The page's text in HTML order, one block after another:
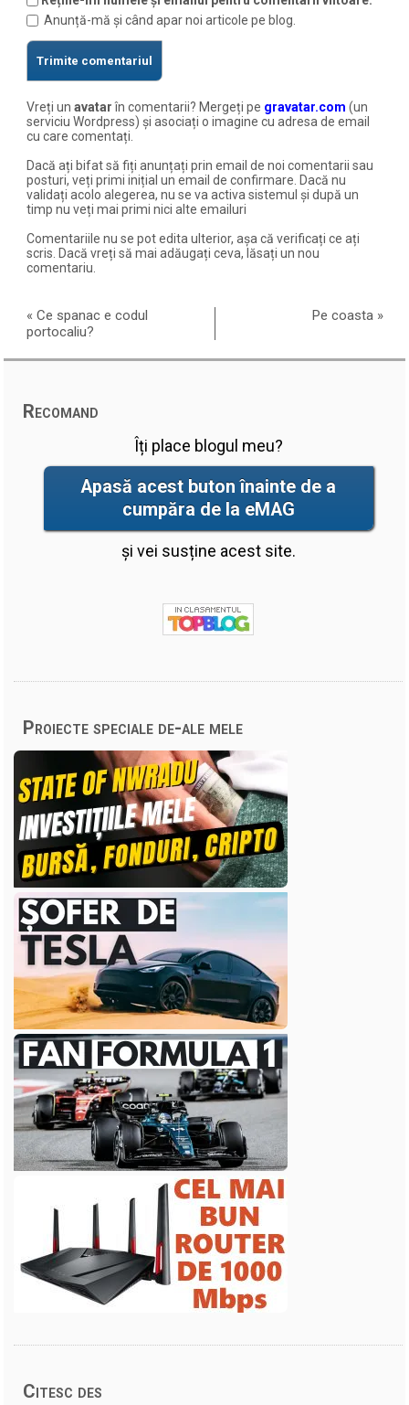
Anunță-mă și când apar noi articole pe blog.
Vreți unavatarîn comentarii? Mergeți pe gravatar.com (un
serviciu Wordpress) și asociați o imagine cu adresa de email
cu care comentați.
Dacă ați bifat să fiți anunțați prin email de noi comentarii sau
posturi, veți primi inițial un email de confirmare. Dacă nu
validați acolo alegerea, nu se va activa sistemul și după un
timp nu veți mai primi nici alte emailuri
Comentariile nu se pot edita ulterior, așa că verificați ce ați
scris. Dacă vreți să mai adăugați ceva, lăsați un nou
comentariu.
«Ce spanac e codul
portocaliu?
Pe coasta »
Recomand
Îți place blogul meu?
Apasă acest buton înainte de a
cumpăra de la eMAG
și vei susține acest site.
Proiecte speciale de-ale mele
Citesc des